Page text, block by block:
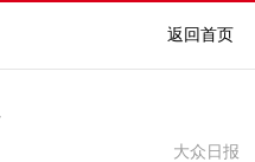
返回首页
大众日报